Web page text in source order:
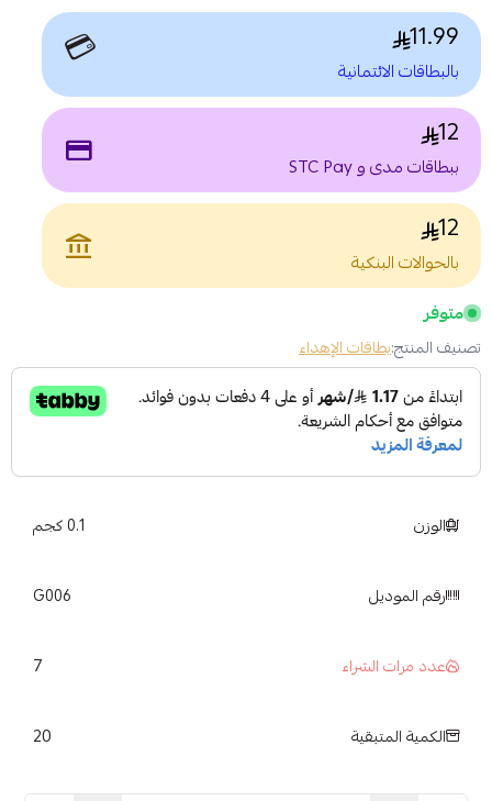
11.99
بالبطاقات الائتمانية 💳
12
ببطاقات مدى و STC Pay payment
12
بالحوالات البنكية account_balance
متوفر
تصنيف المنتج:بطاقات الإهداء
الوزن 0.1 كجم
رقم الموديل G006
عدد مرات الشراء 7
الكمية المتبقية 20